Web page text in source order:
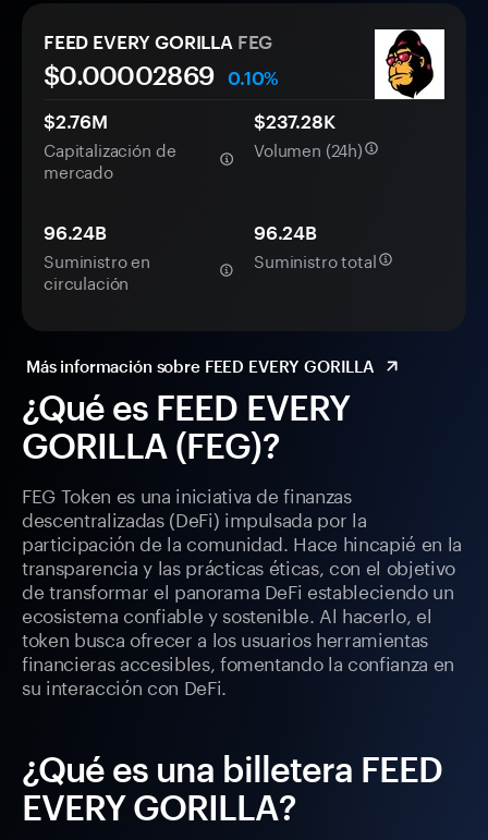
¿Qué es FEED EVERY
GORILLA (FEG)?
FEG Token es una iniciativa de finanzas
descentralizadas (DeFi) impulsada por la
participación de la comunidad. Hace hincapié en la
transparencia y las prácticas éticas, con el objetivo
de transformar el panorama DeFi estableciendo un
ecosistema confiable y sostenible. Al hacerlo, el
token busca ofrecer a los usuarios herramientas
financieras accesibles, fomentando la confianza en
su interacción con DeFi.
¿Qué es una billetera FEED
EVERY GORILLA?
FEED EVERY GORILLA FEG
$0.00002869
0.10%
$2.76M
Capitalización de
mercado
$237.28K
Volumen (24h)
96.24B
Suministro en
circulación
96.24B
Suministro total
Más información sobre FEED EVERY GORILLA